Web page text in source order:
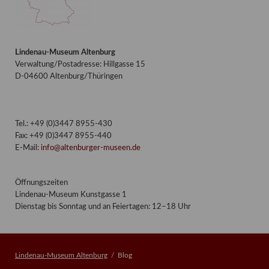
Lindenau-Museum Altenburg
Verwaltung/Postadresse: Hillgasse 15
D-04600 Altenburg/Thüringen
Tel.: +49 (0)3447 8955-430
Fax: +49 (0)3447 8955-440
E-Mail: info@altenburger-museen.de
Öffnungszeiten
Lindenau-Museum Kunstgasse 1
Dienstag bis Sonntag und an Feiertagen: 12–18 Uhr
Lindenau-Museum Altenburg Blog